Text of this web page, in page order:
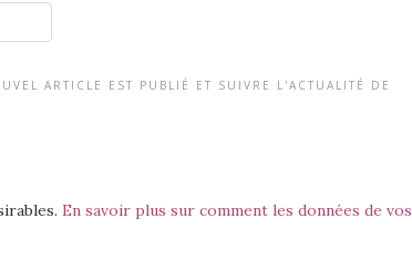
ARTICLE EST PUBLIÉ ET SUIVRE L'ACTUALITÉ DE
En savoir plus sur comment les données de vos